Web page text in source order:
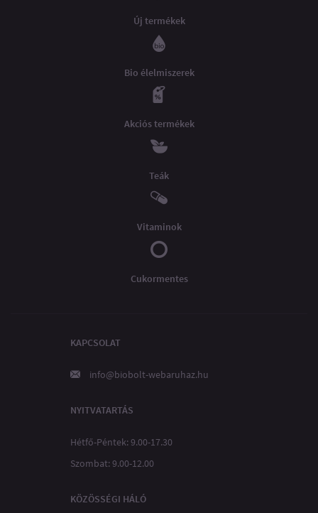
Új termékek
Bio élelmiszerek
Akciós termékek
Teák
Vitaminok
Cukormentes
KAPCSOLAT
info@biobolt-webaruhaz.hu
NYITVATARTÁS
Hétfő-Péntek: 9.00-17.30
Szombat: 9.00-12.00
KÖZÖSSÉGI HÁLÓ